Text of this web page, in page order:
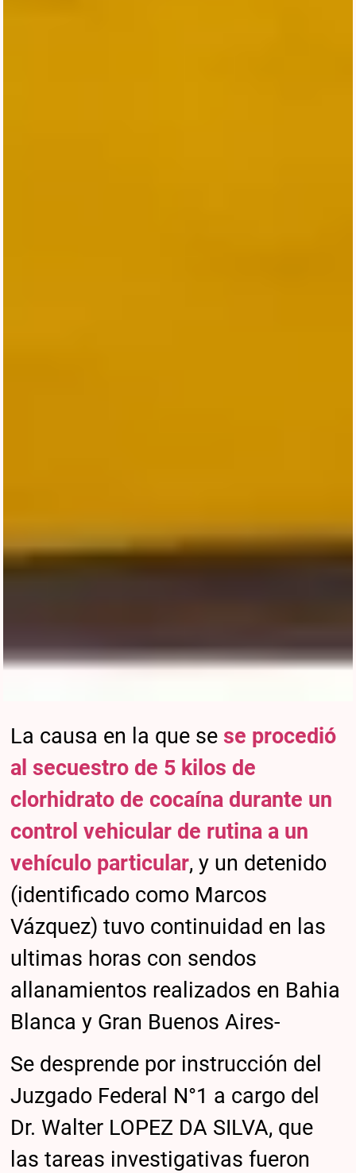
La causa en la que sese procedió
al secuestro de 5 kilos de
clorhidrato de cocaína durante un
control vehicular de rutina a un
vehículo particular, y un detenido
(identificado como Marcos
Vázquez) tuvo continuidad en las
ultimas horas con sendos
allanamientos realizados en Bahia
Blanca y Gran Buenos Aires-
Se desprende por instrucción del
Juzgado Federal N°1 a cargo del
Dr. Walter LOPEZ DA SILVA, que
las tareas investigativas fueron